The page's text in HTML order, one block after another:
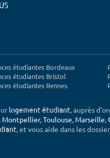
étudiantes Bordeaux
étudiantes Bristol
étudiantes Rennes
logement étudiant, auprès
, Montpellier,Toulouse, Marseille,
, et vous aide dans les